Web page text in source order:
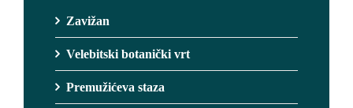
Zavižan
Velebitski botanički vrt
Premužićeva staza